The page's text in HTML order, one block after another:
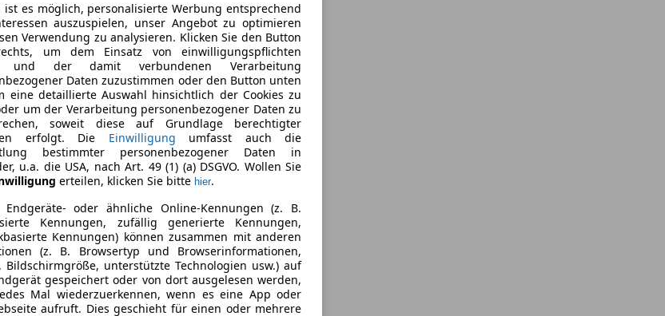
ist es möglich, personalisierte Werbung entsprechend
auszuspielen, unser Angebot zu optimieren
Verwendung zu analysieren. Klicken Sie den Button
um dem Einsatz von einwilligungspflichten
und der damit verbundenen Verarbeitung
Daten zuzustimmen oder den Button unten
eine detaillierte Auswahl hinsichtlich der Cookies zu
um der Verarbeitung personenbezogener Daten zu
soweit diese auf Grundlage berechtigter
erfolgt. Die Einwilligung umfasst auch die
bestimmter personenbezogener Daten in
u.a. die USA, nach Art. 49 (1) (a) DSGVO. Wollen Sie
erteilen, klicken Sie bitte hier.
Endgeräte- oder ähnliche Online-Kennungen (z. B.
Kennungen, zufällig generierte Kennungen,
Kennungen) können zusammen mit anderen
(z. B. Browsertyp und Browserinformationen,
Bildschirmgröße, unterstützte Technologien usw.) auf
gespeichert oder von dort ausgelesen werden,
Mal wiederzuerkennen, wenn es eine App oder
aufruft. Dies geschieht für einen oder mehrere